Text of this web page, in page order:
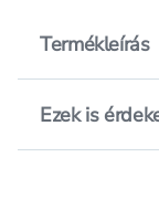
Termékleírás
Ezek is